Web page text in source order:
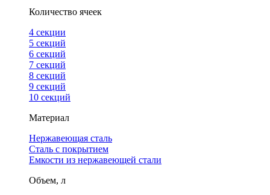
Количество ячеек
4 cекции
5 секций
6 секций
7 секций
8 секций
9 секций
10 секций
Материал
Нержавеющая сталь
Сталь с покрытием
Емкости из нержавеющей стали
Объем, л